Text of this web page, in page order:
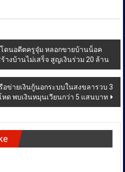
โดนอดีตครูจุ๋ม หลอกขายบ้านน็อค
งบ้านไม่เสร็จ สูญเงินร่วม 20 ล้าน
อข่ายเงินกู้นอกระบบในสงขลารวบ 3
ด พบเงินหมุนเวียนกว่า 5 แสนบาท